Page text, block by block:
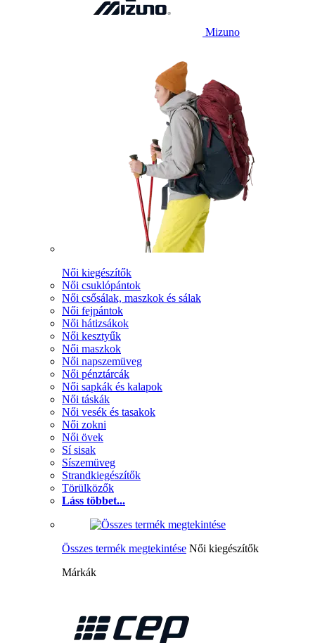
Mizuno
Női kiegészítők
Női csuklópántok
Női csősálak, maszkok és sálak
Női fejpántok
Női hátizsákok
Női kesztyűk
Női maszkok
Női napszemüveg
Női pénztárcák
Női sapkák és kalapok
Női táskák
Női vesék és tasakok
Női zokni
Női övek
Sí sisak
Síszemüveg
Strandkiegészítők
Törülközők
Láss többet...
Összes termék megtekintése Női kiegészítők
Márkák